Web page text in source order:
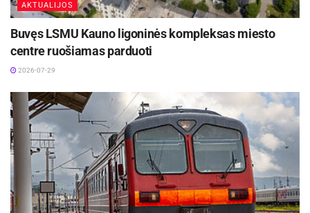
AKTUALIJOS
Buvęs LSMU Kauno ligoninės kompleksas miesto
centre ruošiamas parduoti
2026-07-29